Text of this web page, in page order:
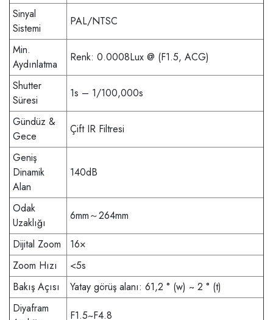
Sinyal
Sistemi
PAL/NTSC
Min.
Aydınlatma
Renk: 0.0008Lux @ (F1.5, ACG)
Shutter
Süresi
1s – 1/100,000s
Gündüz &
Gece
Çift IR Filtresi
Geniş
Dinamik
Alan
140dB
Odak
Uzaklığı
6mm～264mm
Dijital Zoom
16×
Zoom Hızı
<5s
Bakış Açısı
Yatay görüş alanı: 61,2 ° (w) ~ 2 ° (t)
Diyafram
F1.5~F4.8